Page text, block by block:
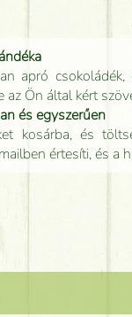
apró
az Ön által kért
és egyszerűen
kosárba, és
értesíti, és a